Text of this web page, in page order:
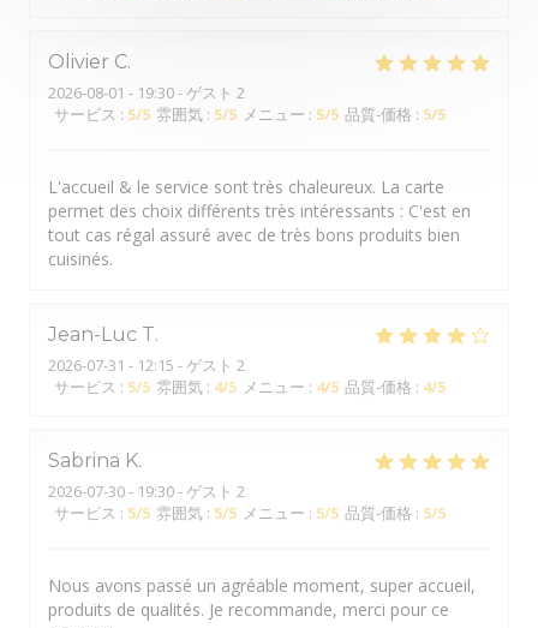
Olivier C
2026-08-01 - 19:30 - ゲスト 2
サービス : 5/5 雰囲気 : 5/5 メニュー : 5/5 品質-価格 : 5/5
L'accueil & le service sont très chaleureux. La carte
permet des choix différents très intéressants : C'est en
tout cas régal assuré avec de très bons produits bien
cuisinés.
Jean-Luc T
2026-07-31 - 12:15 - ゲスト 2
サービス : 5/5 雰囲気 : 4/5 メニュー : 4/5 品質-価格 : 4/5
Sabrina K
2026-07-30- 19:30 - ゲスト 2
サービス : 5/5 雰囲気 : 5/5 メニュー : 5/5 品質-価格 : 5/5
Nous avons passé un agréable moment, super accueil,
produits de qualités. Je recommande, merci pour ce